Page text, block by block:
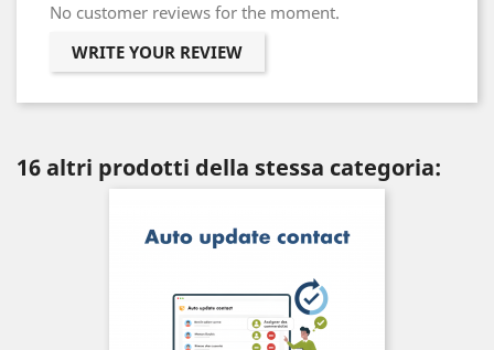
No customer reviews for the moment.
WRITE YOUR REVIEW
16 altri prodotti della stessa categoria: